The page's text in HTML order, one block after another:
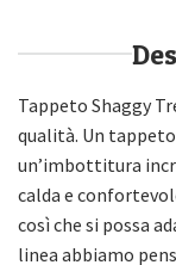
Tappeto Shaggy
qualità. Un
un’imbottitura
calda e
così che si possa
linea abbiamo